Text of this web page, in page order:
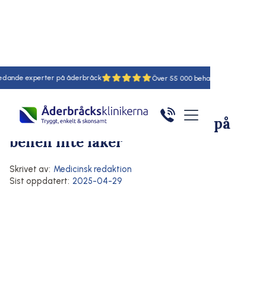
experter på åderbråck 55
Hem/Artiklar/Här
Komplikationer vid åderbråck
Bensår (ulcus cruris): när sår på
benen inte läker
Skrivet av: Medicinsk redaktion
Sist oppdatert: 2025-04-29